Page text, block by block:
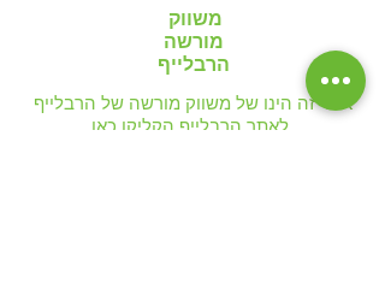
מורשה
הרבלייף
אתר זה הינו של משווק מורשה של הרבלייף
לאתר הרבלייף הקליקו כאן